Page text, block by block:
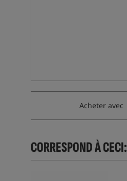
Acheter avec
CORRESPOND À CECI: